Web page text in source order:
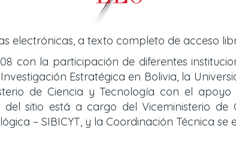
electrónicas, a texto completo de acceso
con la participación de diferentes
Estratégica en Bolivia, la
de Ciencia y Tecnología con el
del sitio está a cargo del Viceministerio
– SIBICYT, y la Coordinación Técnica